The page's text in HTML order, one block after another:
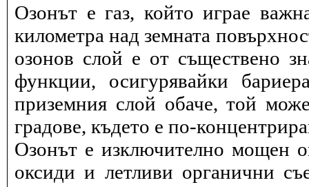
Озонът е газ, който играе
километра над земната
озонов слой е от съществено
функции, осигурявайки
приземния слой обаче, той
градове, където е по-
Озонът е изключително мощен
оксиди и летливи органични